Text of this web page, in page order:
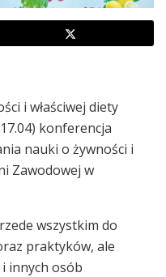
i właściwej diety
konferencja
nauki o żywności i
Zawodowej w
wszystkim do
praktyków, ale
innych osób